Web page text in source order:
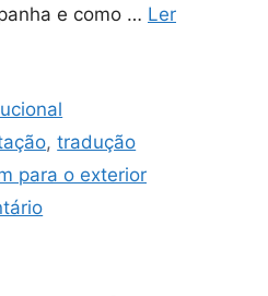
e como … Ler
,tradução
para o exterior